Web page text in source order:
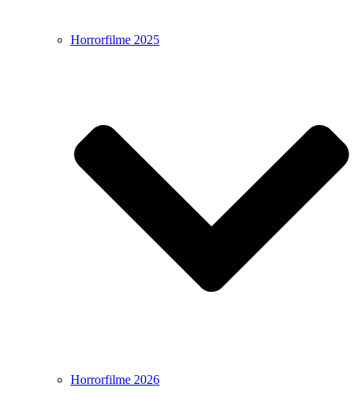
Horrorfilme 2025
Horrorfilme 2026